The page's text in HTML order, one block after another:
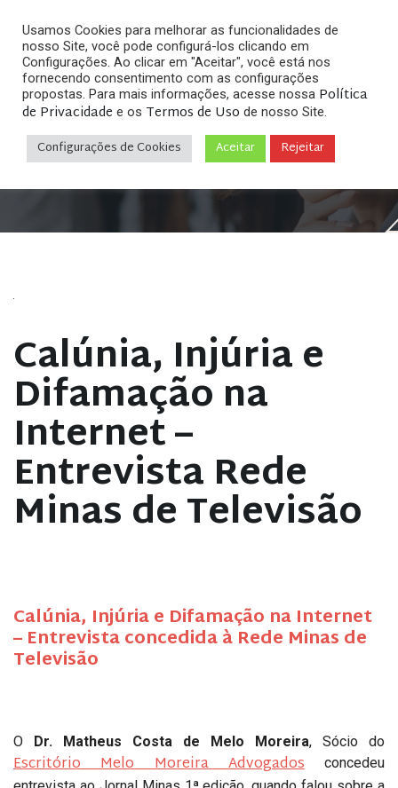
Home »Crimes na Internet» Calúnia, Injúria e
Difamação na Internet – Entrevista Rede Minas de
Televisão
Calúnia, Injúria e
Difamação na
Internet –
Entrevista Rede
Minas de Televisão
Calúnia, Injúria e Difamação na Internet
– Entrevista concedida à Rede Minas de
Televisão
O Dr. Matheus Costa de Melo Moreira, Sócio do
Escritório Melo Moreira Advogados concedeu
Usamos Cookies para melhorar as funcionalidades de
nosso Site, você pode configurá-los clicando em
Configurações. Ao clicar em "Aceitar", você está nos
fornecendo consentimento com as configurações
propostas. Para mais informações, acesse nossa Política
de Privacidade e os Termos de Uso de nosso Site.
Configurações de Cookies Aceitar Rejeitar